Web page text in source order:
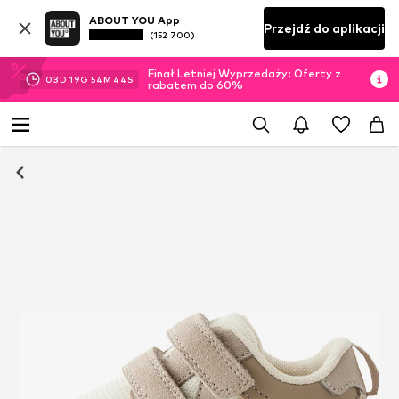
ABOUT YOU App
(152 700) Przejdź do aplikacji
03D 19G 54M 43 S
Finał Letniej Wyprzedaży: Oferty z
rabatem do 60%